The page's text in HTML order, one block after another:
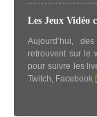
Les Jeux Vidéo
Aujourd’hui,
retrouvent sur le
pour suivre les
Twitch, Facebook